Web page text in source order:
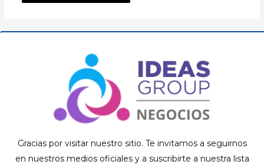
Gracias por visitar nuestro sitio. Te invitamos a seguirnos
en nuestros medios oficiales y a suscribirte a nuestra lista